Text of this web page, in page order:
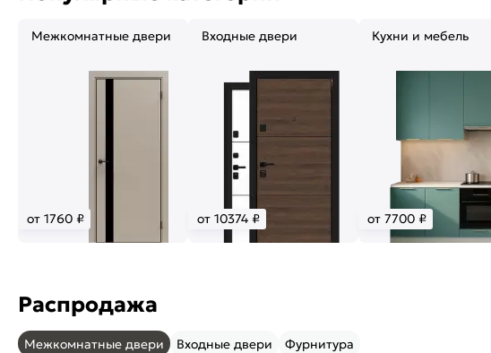
Межкомнатные двери
от 1760 ₽
Входные двери
от 10374 ₽
Кухни и мебель
от 7700 ₽
Распродажа
Межкомнатные двери Входные двери Фурнитура